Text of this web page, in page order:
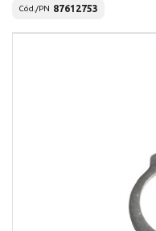
Cód./PN 87612753